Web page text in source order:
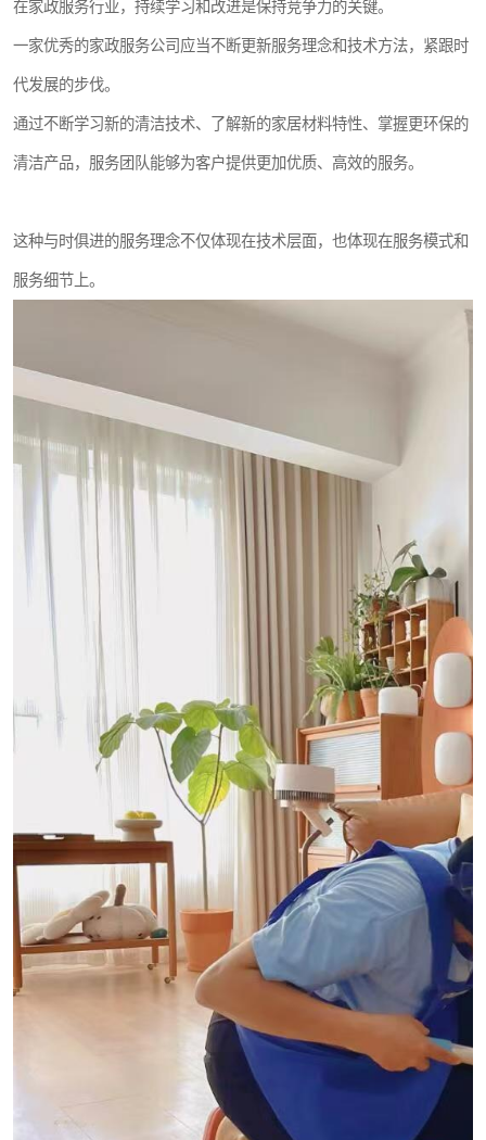
在家政服务行业，持续学习和改进是保持竞争力的关键。
一家优秀的家政服务公司应当不断更新服务理念和技术方法，紧跟时
代发展的步伐。
通过不断学习新的清洁技术、了解新的家居材料特性、掌握更环保的
清洁产品，服务团队能够为客户提供更加优质、高效的服务。
这种与时俱进的服务理念不仅体现在技术层面，也体现在服务模式和
服务细节上。